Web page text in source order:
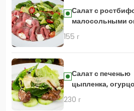
Салат с
малосольными
и сыром
155 г
Салат с печенью
цыпленка,
устричным
грушей
230 г